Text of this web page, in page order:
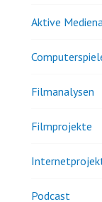
Aktive
Filmanalysen
Filmprojekte
Podcast